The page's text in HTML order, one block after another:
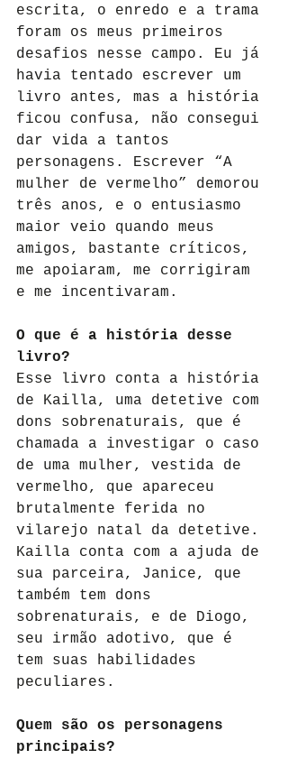
escrita, o enredo e a trama
foram os meus primeiros
desafios nesse campo. Eu já
havia tentado escrever um
livro antes, mas a história
ficou confusa, não consegui
dar vida a tantos
personagens. Escrever “A
mulher de vermelho” demorou
três anos, e o entusiasmo
maior veio quando meus
amigos, bastante críticos,
me apoiaram, me corrigiram
e me incentivaram.
O que é a história desse
livro?
Esse livro conta a história
de Kailla, uma detetive com
dons sobrenaturais, que é
chamada a investigar o caso
de uma mulher, vestida de
vermelho, que apareceu
brutalmente ferida no
vilarejo natal da detetive.
Kailla conta com a ajuda de
sua parceira, Janice, que
também tem dons
sobrenaturais, e de Diogo,
seu irmão adotivo, que é
tem suas habilidades
peculiares.
Quem são os personagens
principais?